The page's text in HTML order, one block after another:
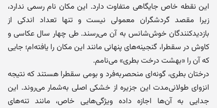
این نقطه خاص جایگاهی متفاوت دارد. این مکان نام رسمی ندارد،
زیرا مقصد گردشگران معمولی نیست و تنها تعداد اندکی از
بازدیدکنندگان خوش‌شانس به آن می‌رسند. طی چهار سال عکاسی و
کاوش در سقطرا، گنجینه‌های پنهانی مانند این مکان را یافته‌ام؛ جایی
که آن را «بهشت درخت بطری» می‌نامم.
درختان بطری، گونه‌ای منحصربه‌فرد و بومی سقطرا هستند که نتیجه
انزوای طولانی‌مدت این جزیره از خشکی اصلی به‌شمار می‌روند. این
جدایی به آن‌ها اجازه داده ویژگی‌هایی خاص، مانند تنه‌های